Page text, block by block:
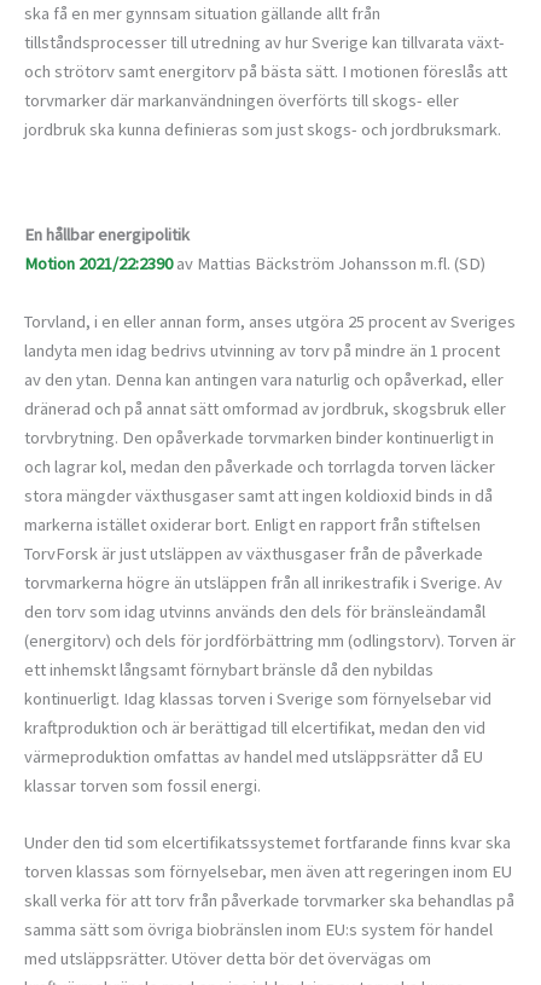
ska få en mer gynnsam situation gällande allt från
tillståndsprocesser till utredning av hur Sverige kan tillvarata växt-
och strötorv samt energitorv på bästa sätt. I motionen föreslås att
torvmarker där markanvändningen överförts till skogs- eller
jordbruk ska kunna definieras som just skogs- och jordbruksmark.
En hållbar energipolitik
Motion 2021/22:2390av Mattias Bäckström Johansson m.fl. (SD)
Torvland, i en eller annan form, anses utgöra 25 procent av Sveriges
landyta men idag bedrivs utvinning av torv på mindre än 1 procent
av den ytan. Denna kan antingen vara naturlig och opåverkad, eller
dränerad och på annat sätt omformad av jordbruk, skogsbruk eller
torvbrytning. Den opåverkade torvmarken binder kontinuerligt in
och lagrar kol, medan den påverkade och torrlagda torven läcker
stora mängder växthusgaser samt att ingen koldioxid binds in då
markerna istället oxiderar bort. Enligt en rapport från stiftelsen
TorvForsk är just utsläppen av växthusgaser från de påverkade
torvmarkerna högre än utsläppen från all inrikestrafik i Sverige. Av
den torv som idag utvinns används den dels för bränsleändamål
(energitorv) och dels för jordförbättring mm (odlingstorv). Torven är
ett inhemskt långsamt förnybart bränsle då den nybildas
kontinuerligt. Idag klassas torven i Sverige som förnyelsebar vid
kraftproduktion och är berättigad till elcertifikat, medan den vid
värmeproduktion omfattas av handel med utsläppsrätter då EU
klassar torven som fossil energi.
Under den tid som elcertifikatssystemet fortfarande finns kvar ska
torven klassas som förnyelsebar, men även att regeringen inom EU
skall verka för att torv från påverkade torvmarker ska behandlas på
samma sätt som övriga biobränslen inom EU:s system för handel
med utsläppsrätter. Utöver detta bör det övervägas om